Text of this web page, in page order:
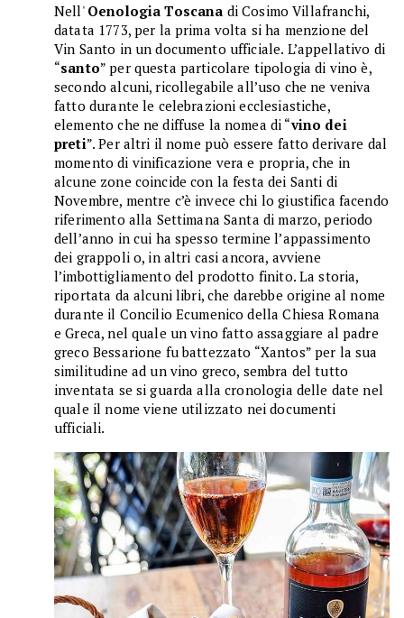
Nell' Oenologia Toscana di Cosimo Villafranchi,
datata 1773, per la prima volta si ha menzione del
Vin Santo in un documento ufficiale. L’appellativo di
“santo” per questa particolare tipologia di vino è,
secondo alcuni, ricollegabile all’uso che ne veniva
fatto durante le celebrazioni ecclesiastiche,
elemento che ne diffuse la nomea di “vino dei
preti”. Per altri il nome può essere fatto derivare dal
momento di vinificazione vera e propria, che in
alcune zone coincide con la festa dei Santi di
Novembre, mentre c’è invece chi lo giustifica facendo
riferimento alla Settimana Santa di marzo, periodo
dell’anno in cui ha spesso termine l’appassimento
dei grappoli o, in altri casi ancora, avviene
l’imbottigliamento del prodotto finito. La storia,
riportata da alcuni libri, che darebbe origine al nome
durante il Concilio Ecumenico della Chiesa Romana
e Greca, nel quale un vino fatto assaggiare al padre
greco Bessarione fu battezzato “Xantos” per la sua
similitudine ad un vino greco, sembra del tutto
inventata se si guarda alla cronologia delle date nel
quale il nome viene utilizzato nei documenti
ufficiali.